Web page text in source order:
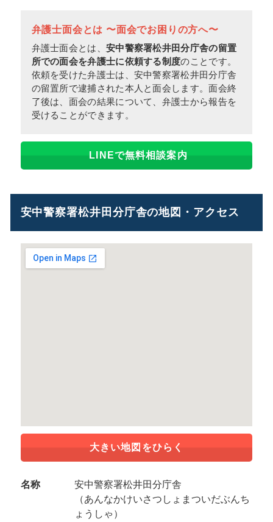
弁護士面会とは 〜面会でお困りの方へ〜
弁護士面会とは、 安中警察署松井田分庁舎の留置
所での面会を弁護士に依頼する制度のことです。
依頼を受けた弁護士は、安中警察署松井田分庁舎
の留置所で逮捕された本人と面会します。面会終
了後は、面会の結果について、弁護士から報告を
受けることができます。
LINEで無料相談案内
安中警察署松井田分庁舎の地図・アクセス
大きい地図をひらく
名称
安中警察署松井田分庁舎
（あんなかけいさつしょまついだぶんち
ょうしゃ）